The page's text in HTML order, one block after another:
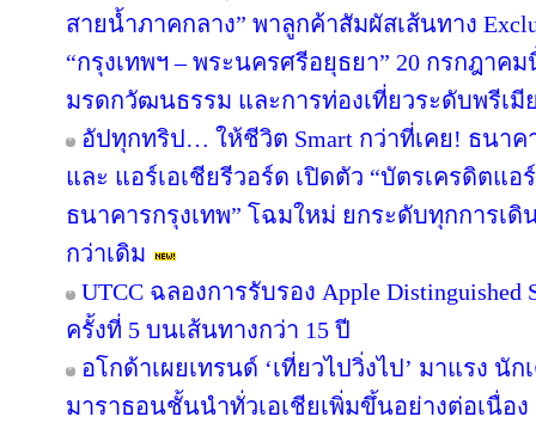
สายน้ำภาคกลาง” พาลูกค้าสัมผัสเส้นทาง
“กรุงเทพฯ – พระนครศรีอยุธยา” 20 กรกฎาค
มรดกวัฒนธรรม และการท่องเที่ยวระดับพรีเมี
อัปทุกทริป… ให้ชีวิต Smart กว่าที่เคย! ธนาค
และ แอร์เอเชียรีวอร์ด เปิดตัว “บัตรเครดิตแ
ธนาคารกรุงเทพ” โฉมใหม่ ยกระดับทุกการเ
กว่าเดิม
UTCC ฉลองการรับรอง Apple Distinguished
ครั้งที่ 5 บนเส้นทางกว่า 15 ปี
อโกด้าเผยเทรนด์ ‘เที่ยวไปวิ่งไป’ มาแรง นั
มาราธอนชั้นนำทั่วเอเชียเพิ่มขึ้นอย่างต่อเนื่อง